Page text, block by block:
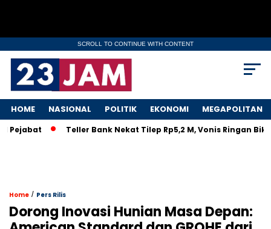
SCROLL TO CONTINUE WITH CONTENT
HOME NASIONAL POLITIK EKONOMI MEGAPOLITAN
Teller Bank Nekat Tilep Rp5,2 M, Vonis Ringan Bikin Rakyat
Home / Pers Rilis
Dorong Inovasi Hunian Masa Depan: